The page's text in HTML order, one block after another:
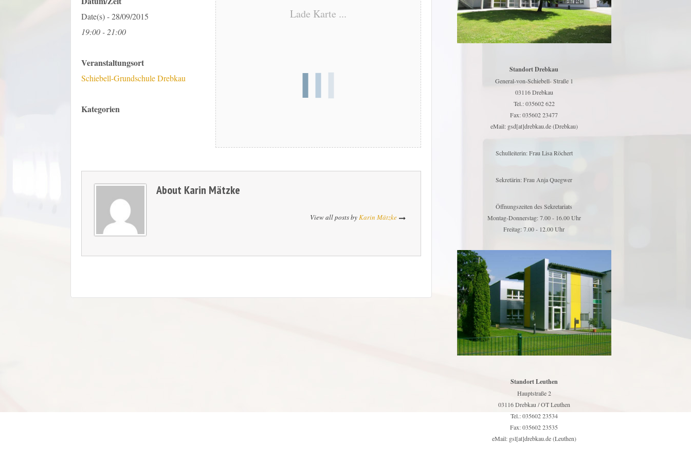
Lade Karte ...
Date(s) - 28/09/2015
19:00 - 21:00
Veranstaltungsort
Schiebell-Grundschule Drebkau
Kategorien
About Karin Mätzke
View all posts byKarin Mätzke
Standort Drebkau
General-von-Schiebell- Straße 1
03116 Drebkau
Tel.: 035602 622
Fax: 035602 23477
eMail: gsd[at]drebkau.de (Drebkau)
Schulleiterin: Frau Lisa Röchert
Sekretärin: Frau Anja Quegwer
Öffnungszeiten des Sekretariats
Montag-Donnerstag: 7.00 - 16.00 Uhr
Freitag: 7.00 - 12.00 Uhr
Standort Leuthen
Hauptstraße 2
03116 Drebkau / OT Leuthen
Tel.: 035602 23534
Fax: 035602 23535
eMail: gsl[at]drebkau.de (Leuthen)